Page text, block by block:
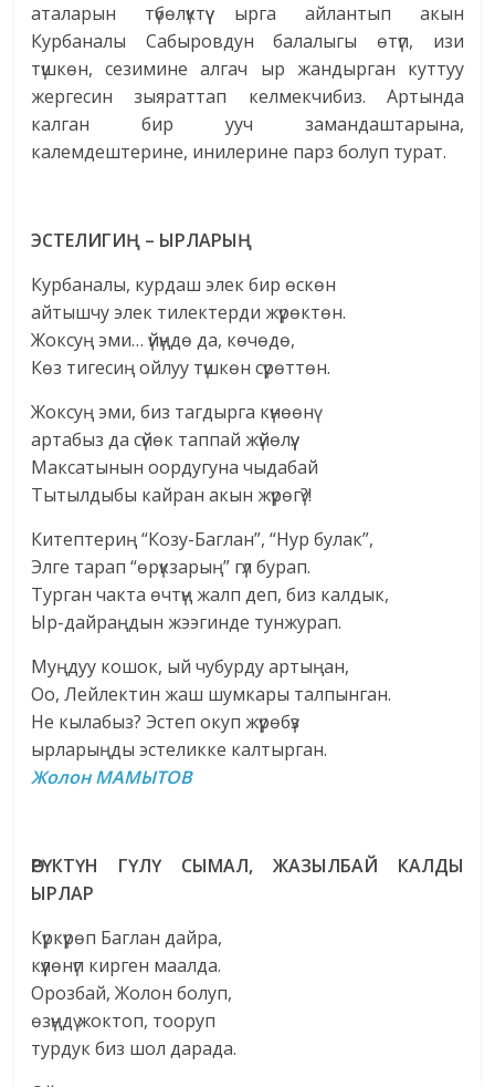
аталарын түбөлүктүү ырга айлантып акын
Курбаналы Сабыровдун балалыгы өтүп, изи
түшкөн, сезимине алгач ыр жандырган куттуу
жергесин зыяраттап келмекчибиз. Артында
калган бир ууч замандаштарына,
калемдештерине, инилерине парз болуп турат.
ЭСТЕЛИГИҢ – ЫРЛАРЫҢ
Курбаналы, курдаш элек бир өскөн
айтышчу элек тилектерди жүрөктөн.
Жоксуң эми… үйүңдө да, көчөдө,
Көз тигесиң ойлуу түшкөн сүрөттөн.
Жоксуң эми, биз тагдырга күнөөнү
артабыз да сүйөк таппай жүйөлүү.
Максатынын оордугуна чыдабай
Тытылдыбы кайран акын жүрөгү?!
Китептериң “Козу-Баглан”, “Нур булак”,
Элге тарап “өрүкзарың” гүл бурап.
Турган чакта өчтүң жалп деп, биз калдык,
Ыр-дайраңдын жээгинде тунжурап.
Муңдуу кошок, ый чубурду артыңан,
Оо, Лейлектин жаш шумкары талпынган.
Не кылабыз? Эстеп окуп жүрөбүз
ырларыңды эстеликке калтырган.
Жолон МАМЫТОВ
ӨРҮКТҮН ГҮЛҮ СЫМАЛ, ЖАЗЫЛБАЙ КАЛДЫ
ЫРЛАР
Күркүрөп Баглан дайра,
күүлөнүп кирген маалда.
Орозбай, Жолон болуп,
өзүңдү жоктоп, тооруп
турдук биз шол дарада.